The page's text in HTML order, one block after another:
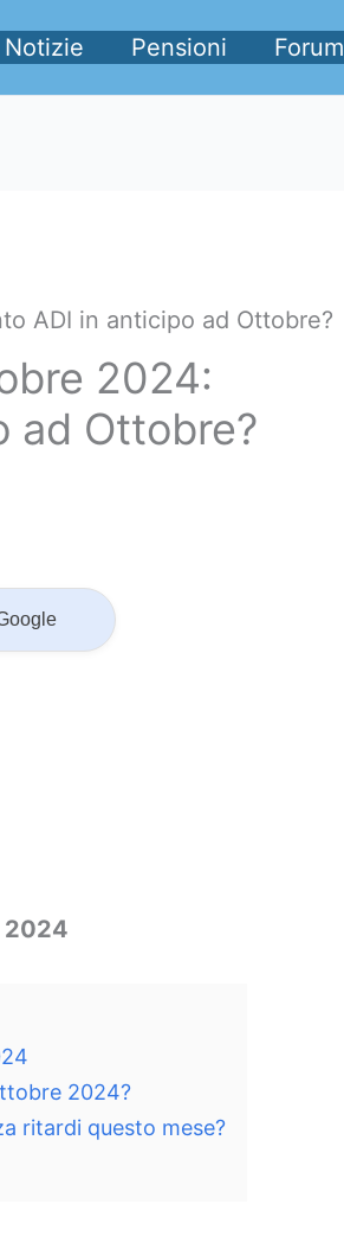
Notizie Pensioni Forum
ADI in anticipo ad Ottobre?
2024:
ad Ottobre?
2024
2024?
ritardi questo mese?